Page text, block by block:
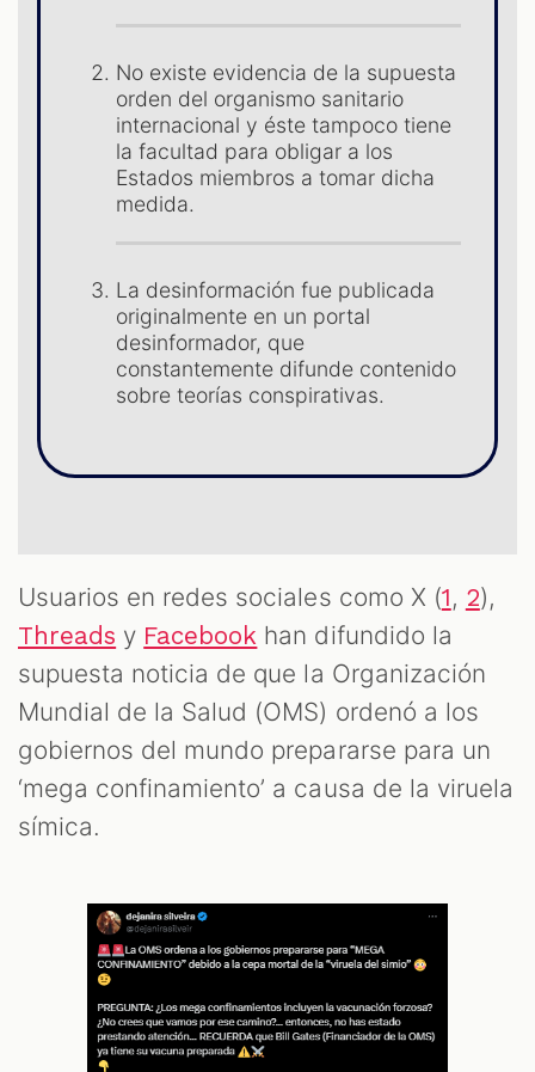
No existe evidencia de la supuesta
orden del organismo sanitario
internacional y éste tampoco tiene
la facultad para obligar a los
Estados miembros a tomar dicha
medida.
La desinformación fue publicada
originalmente en un portal
desinformador, que
constantemente difunde contenido
sobre teorías conspirativas.
Usuarios en redes sociales como X (1, 2),
Threads y Facebook han difundido la
supuesta noticia de que la Organización
Mundial de la Salud (OMS) ordenó a los
gobiernos del mundo prepararse para un
‘mega confinamiento’ a causa de la viruela
símica.